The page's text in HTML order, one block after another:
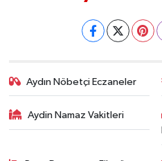
Aydın Nöbetçi Eczaneler
Aydin Namaz Vakitleri